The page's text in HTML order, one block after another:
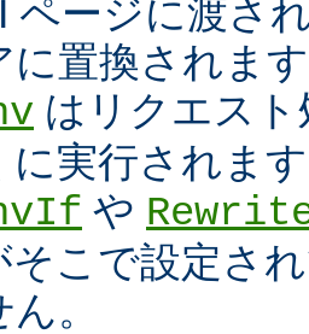
ページに渡さ
に置換されま
はリクエス
に実行されま
や
そこで設定さ
。